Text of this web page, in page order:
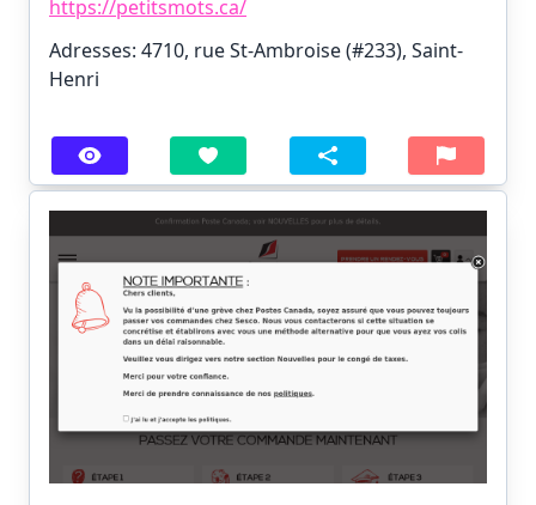
https://petitsmots.ca/
Adresses: 4710, rue St-Ambroise (#233), Saint-
Henri